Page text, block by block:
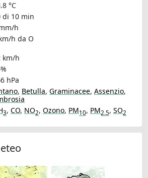
°C
di 10 min
h
h da O
km/h
hPa
, Betulla, Graminacee, Assenzio,
3, CO, NO2, Ozono, PM10, PM2.5, SO2